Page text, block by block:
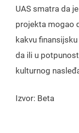
UAS smatra da
projekta mogao
kakvu
da ili u
kulturnog
Izvor: Beta